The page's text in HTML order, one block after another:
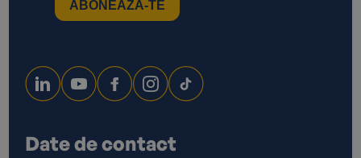
Date de contact